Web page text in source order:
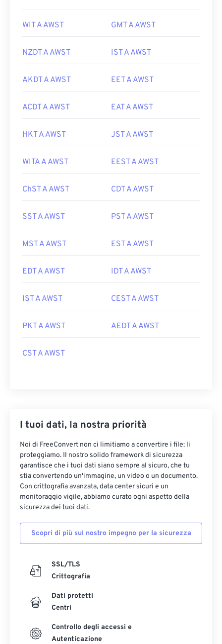
WIT A AWST GMT A AWST
NZDT A AWST IST A AWST
AKDT A AWST EET A AWST
ACDT A AWST EAT A AWST
HKT A AWST JST A AWST
WITA A AWST EEST A AWST
ChST A AWST CDT A AWST
SST A AWST PST A AWST
MST A AWST EST A AWST
EDT A AWST IDT A AWST
IST A AWST CEST A AWST
PKT A AWST AEDT A AWST
CST A AWST
I tuoi dati, la nostra priorità
Noi di FreeConvert non ci limitiamo a convertire i file: li
proteggiamo. Il nostro solido framework di sicurezza
garantisce che i tuoi dati siano sempre al sicuro, che tu
stia convertendo un'immagine, un video o un documento.
Con crittografia avanzata, data center sicuri e un
monitoraggio vigile, abbiamo curato ogni aspetto della
sicurezza dei tuoi dati.
Scopri di più sul nostro impegno per la sicurezza
SSL/TLS
Crittografia
Dati protetti
Centri
Controllo degli accessi e
Autenticazione